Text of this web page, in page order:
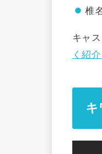
椎
キャ
く紹
キ